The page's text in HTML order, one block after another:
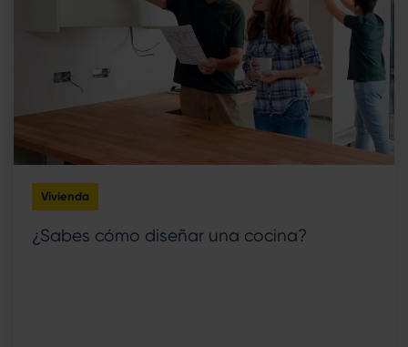
Vivienda
¿Sabes cómo diseñar una cocina?